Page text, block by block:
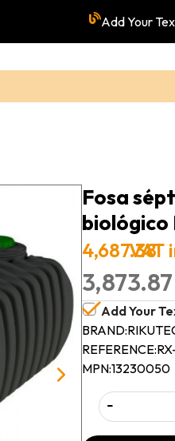
Add Your
Fosa
biológico
4,687.38
VAT
Add Your
BRAND:
REFERENCE:
MPN:13230050
-